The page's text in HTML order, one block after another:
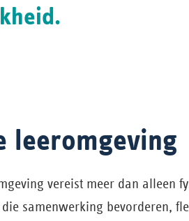
leeromgeving
vereist meer dan alleen
samenwerking bevorderen,